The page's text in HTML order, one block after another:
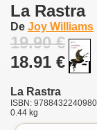
La Rastra
De Joy Williams
19.90 €
18.91 €
La Rastra
ISBN:
0.44 kg